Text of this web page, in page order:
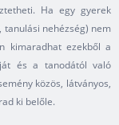
Ha egy gyerek
nehézség) nem
kimaradhat ezekből a
és a tanodától való
közös, látványos,
ki belőle.